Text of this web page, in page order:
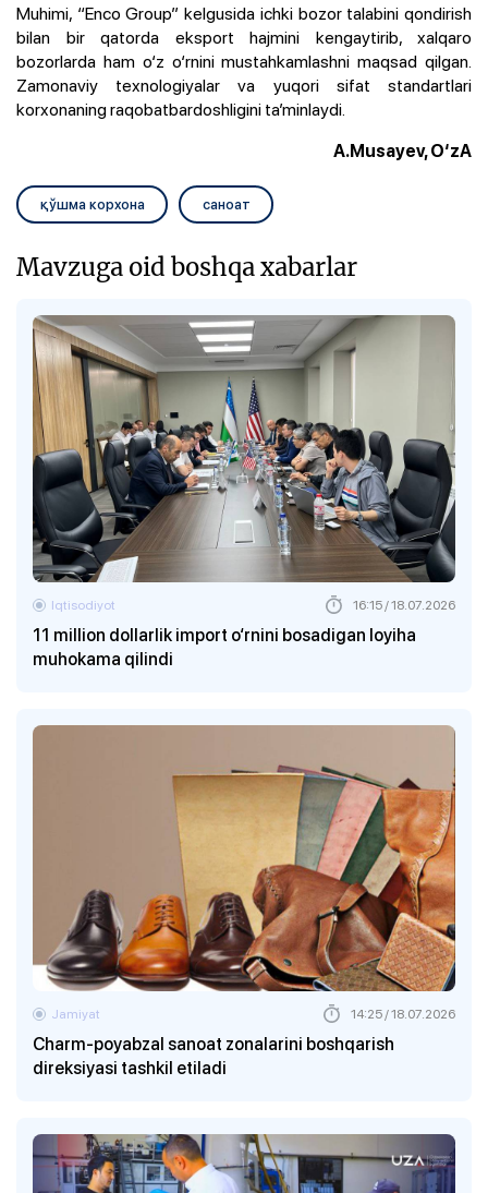
Muhimi, “Enco Group” kelgusida ichki bozor talabini qondirish
bilan bir qatorda eksport hajmini kengaytirib, xalqaro
bozorlarda ham o‘z o‘rnini mustahkamlashni maqsad qilgan.
Zamonaviy texnologiyalar va yuqori sifat standartlari
korxonaning raqobatbardoshligini ta’minlaydi.
A.Musayev, O‘zA
қўшма корхона саноат
Mavzuga oid boshqa xabarlar
11 million dollarlik import o‘rnini bosadigan loyiha
muhokama qilindi
Iqtisodiyot 16:15 / 18.07.2026
Charm-poyabzal sanoat zonalarini boshqarish
direksiyasi tashkil etiladi
Jamiyat 14:25 / 18.07.2026